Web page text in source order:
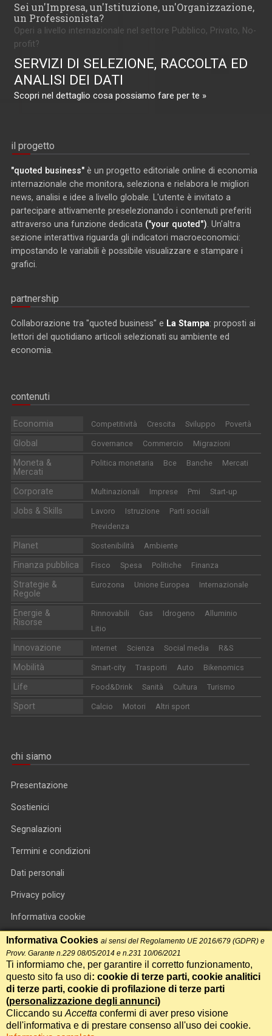
Sei un'Impresa, un'Istituzione, un'Organizzazione,
un Professionista?
Operi a livello internazionale nel settore Pubblico, Privato, No-
profit?
SERVIZI DI SELEZIONE, RACCOLTA ED
ANALISI DEI DATI
Scopri nel dettaglio cosa possiamo fare per te »
il progetto
"quoted business" è un progetto editoriale online di economia
internazionale che monitora, seleziona e rielabora le migliori
news, analisi e idee a livello globale. L'utente è invitato a
partecipare attivamente preselezionando i contenuti preferiti
attraverso una funzione dedicata ("your quoted"). Un'altra
sezione interattiva riguarda gli indicatori macroeconomici:
impostando le variabili è possibile visualizzare e stampare i
grafici.
partnership
Collaborazione tra "quoted business" e La Stampa: proposti ai
lettori del quotidiano articoli selezionati su ambiente ed
economia.
contenuti
Economia Competitività Crescita Sviluppo Povertà
Global Governance Commercio Migrazioni
Moneta &
Mercati
Politica monetaria Bce Banche Mercati
Corporate Multinazionali Imprese Pmi Start-up
Jobs & Skills Lavoro Istruzione
Parti sociali
Previdenza
Planet Sostenibilità Ambiente
Finanza pubblica Fisco Spesa Politiche Finanza
Strategie &
Regole
Eurozona Unione Europea Internazionale
Energie &
Risorse
Rinnovabili Gas Idrogeno
Alluminio
Litio
Innovazione Internet Scienza Social media R&S
Mobilità Smart-city Trasporti Auto Bikenomics
Life Food&Drink Sanità Cultura Turismo
Sport Calcio Motori Altri sport
chi siamo
Presentazione
Sostienici
Segnalazioni
Termini e condizioni
Dati personali
Privacy policy
Informativa cookie
RSS feed
RSS Top News
Contatti
International Communication S.r.l. • P.IVA 14478081004 • Testata
giornalistica n.191, reg. Tribunale di Roma del 14/12/2017
Informativa Cookies ai sensi del Regolamento UE 2016/679 (GDPR) e
Provv. Garante n.229 08/05/2014 e n.231 10/06/2021
Ti informiamo che, per garantire il corretto funzionamento,
questo sito fa uso di: cookie di terze parti, cookie analitici
di terze parti, cookie di profilazione di terze parti
(personalizzazione degli annunci)
Cliccando su Accetta confermi di aver preso visione
dell'informativa e di prestare consenso all'uso dei cookie.